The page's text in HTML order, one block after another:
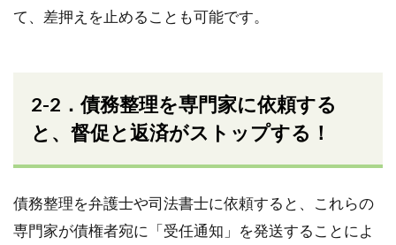
て、差押えを止めることも可能です。
2-2．債務整理を専門家に依頼する
と、督促と返済がストップする！
債務整理を弁護士や司法書士に依頼すると、これらの
専門家が債権者宛に「受任通知」を発送することによ